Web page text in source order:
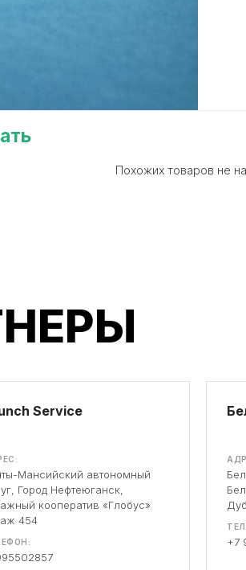
Похожих товаров не
Service
Мансийский автономный
Город Нефтеюганск,
кооператив «Глобус»
454
+7